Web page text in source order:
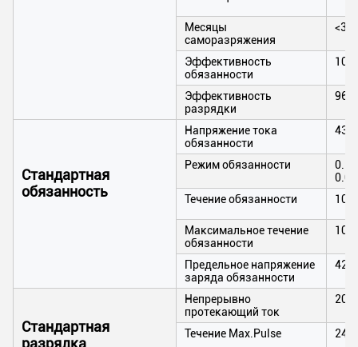
Месяцы
саморазряжения
<3>
Эффективность
обязанности
Эффективность
разрядки
Стандартная
обязанность
Напряжение тока
обязанности
Режим обязанности
Течение обязанности
Максимальное течение
обязанности
Предельное напряжение
заряда обязанности
Стандартная
разрядка
Непрерывно
протекающий ток
Течение Max.Pulse